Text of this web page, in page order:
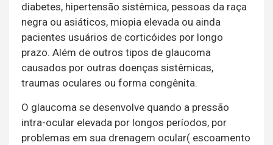
diabetes, hipertensão sistêmica, pessoas da raça
negra ou asiáticos, miopia elevada ou ainda
pacientes usuários de corticóides por longo
prazo. Além de outros tipos de glaucoma
causados por outras doenças sistêmicas,
traumas oculares ou forma congênita.
O glaucoma se desenvolve quando a pressão
intra-ocular elevada por longos períodos, por
problemas em sua drenagem ocular( escoamento